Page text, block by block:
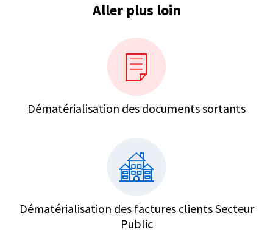
Aller plus loin
Dématérialisation des documents sortants
Dématérialisation des factures clients Secteur
Public